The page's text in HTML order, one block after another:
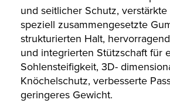
und seitlicher Schutz,
speziell zusammengesetzte
strukturierten Halt,
und integrierten Stützschaft für
Sohlensteifigkeit, 3D-
Knöchelschutz, verbesserte
geringeres Gewicht.